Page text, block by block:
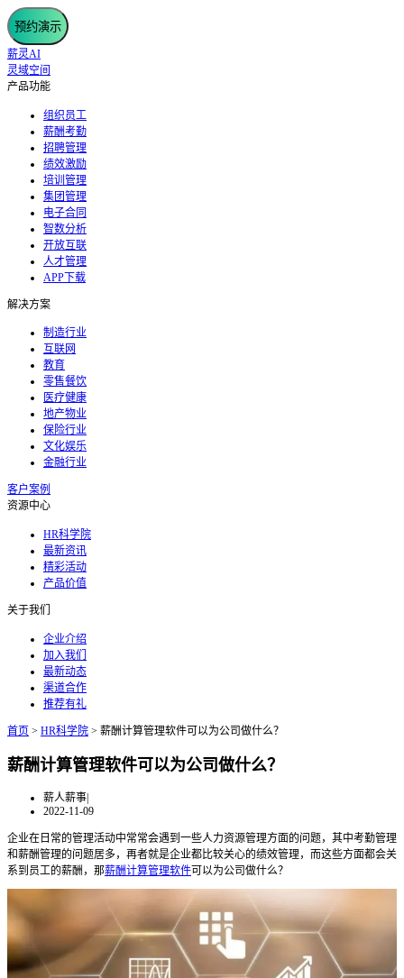
预约演示
薪灵AI
灵域空间
产品功能
组织员工
薪酬考勤
招聘管理
绩效激励
培训管理
集团管理
电子合同
智数分析
开放互联
人才管理
APP下载
解决方案
制造行业
互联网
教育
零售餐饮
医疗健康
地产物业
保险行业
文化娱乐
金融行业
客户案例
资源中心
HR科学院
最新资讯
精彩活动
产品价值
关于我们
企业介绍
加入我们
最新动态
渠道合作
推荐有礼
首页 > HR科学院 > 薪酬计算管理软件可以为公司做什么？
薪酬计算管理软件可以为公司做什么？
薪人薪事|
2022-11-09
企业在日常的管理活动中常常会遇到一些人力资源管理方面的问题，其中考勤管理
和薪酬管理的问题居多，再者就是企业都比较关心的绩效管理，而这些方面都会关
系到员工的薪酬，那薪酬计算管理软件可以为公司做什么？